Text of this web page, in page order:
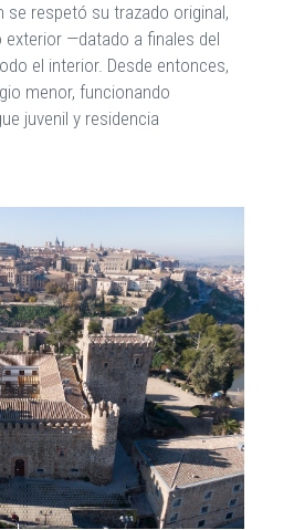
se respetó su trazado original,
—datado a finales del
el interior. Desde entonces,
menor, funcionando
juvenil y residencia